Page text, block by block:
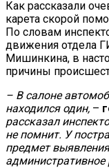
Как рассказали
карета скорой
По словам
движения отдела
Мишинкина, в
причины
– В салоне
находился один, –
рассказал
не помнит. У
предмет
административное